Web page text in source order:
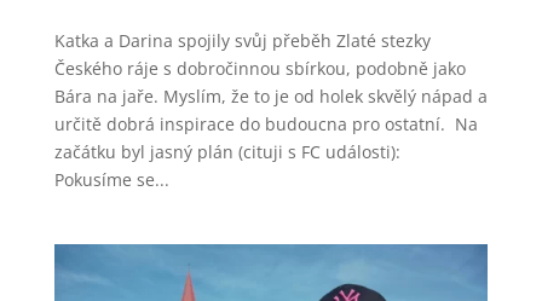
Katka a Darina spojily svůj přeběh Zlaté stezky
Českého ráje s dobročinnou sbírkou, podobně jako
Bára na jaře. Myslím, že to je od holek skvělý nápad a
určitě dobrá inspirace do budoucna pro ostatní. Na
začátku byl jasný plán (cituji s FC události):
Pokusíme se...